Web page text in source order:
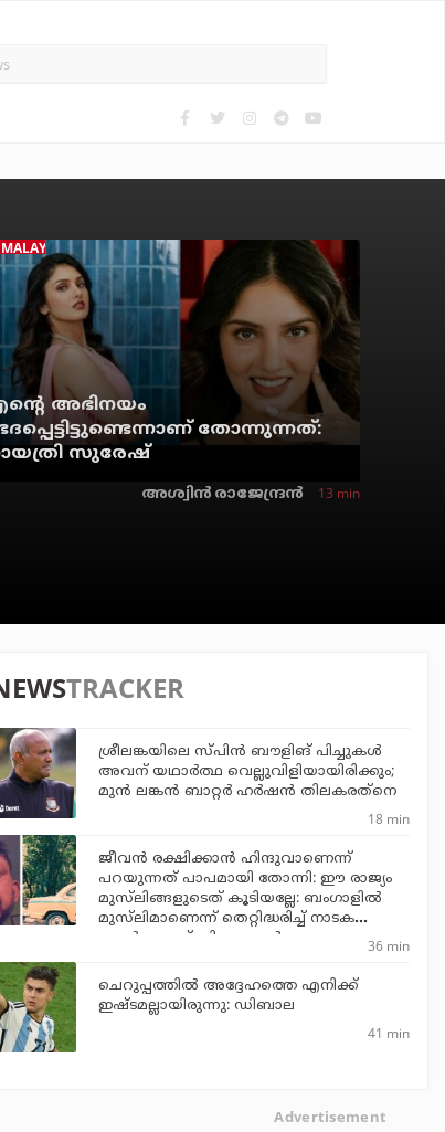
MALAYALAM CINEMA
അഭിനയം
തോന്നുന്നത്:
സുരേഷ്
അശ്വിന്‍ രാജേന്ദ്രന്‍ 13 min
TRACKER
ശ്രീലങ്കയിലെ സ്പിന്‍ ബൗളിങ് പിച്ചുകള്‍
അവന് യഥാര്‍ത്ഥ വെല്ലുവിളിയായിരിക്കും;
മുന്‍ ലങ്കന്‍ ബാറ്റര്‍ ഹര്‍ഷന്‍ തിലകരത്‌നെ
18 min
ജീവന്‍ രക്ഷിക്കാന്‍ ഹിന്ദുവാണെന്ന്
പറയുന്നത് പാപമായി തോന്നി: ഈ രാജ്യം
മുസ്‌ലിങ്ങളുടെത് കൂടിയല്ലേ: ബംഗാളില്‍
മുസ്‌ലിമാണെന്ന് തെറ്റിദ്ധരിച്ച് നാടക
പ്രവര്‍ത്തകന് ഹിന്ദുത്വ മര്‍ദനം
36 min
ചെറുപ്പത്തില്‍ അദ്ദേഹത്തെ എനിക്ക്
ഇഷ്ടമല്ലായിരുന്നു: ഡിബാല
41 min
Advertisement